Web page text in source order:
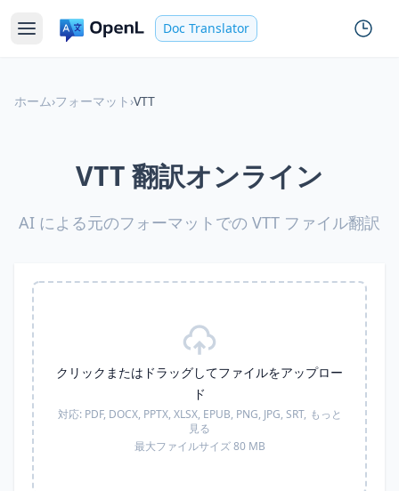
Doc Translator
ホーム›フォーマット ›VTT
VTT 翻訳オンライン
AI による元のフォーマットでの VTT ファイル翻訳
クリックまたはドラッグしてファイルをアップロー
ド
対応: PDF, DOCX, PPTX, XLSX, EPUB, PNG, JPG, SRT, もっと
見る
最大ファイルサイズ 80 MB